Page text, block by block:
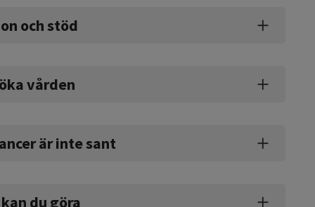
och stöd
vården
är inte sant
du göra